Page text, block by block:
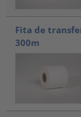
Fita de
300m